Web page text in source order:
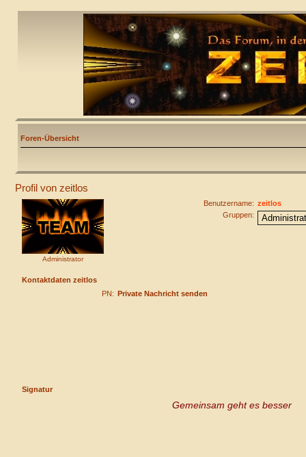
Foren-Übersicht
Profil von zeitlos
Administrator
Benutzername: zeitlos
Gruppen:
Kontaktdaten zeitlos
PN: Private Nachricht senden
Signatur
Gemeinsam geht es besser